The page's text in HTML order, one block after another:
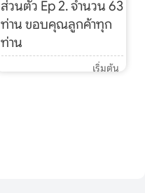
ส่วนตัว Ep 2. จำนวน 63
ท่าน ขอบคุณลูกค้าทุก
ท่าน
เริ่มต้น